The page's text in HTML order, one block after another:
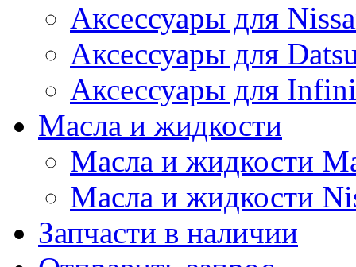
Аксессуары для
Аксессуары для
Аксессуары для
Масла и жидкости
Масла и жидкости
Масла и жидкости
Запчасти в наличии